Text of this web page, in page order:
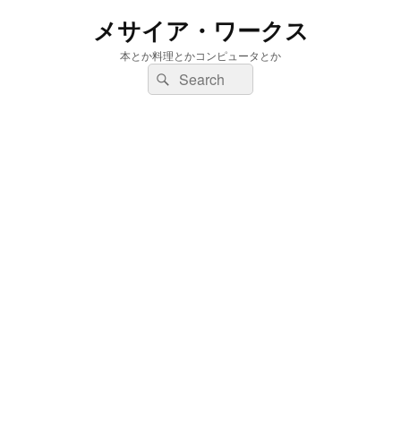
メサイア・ワークス
本とか料理とかコンピュータとか
検
索:
検
索